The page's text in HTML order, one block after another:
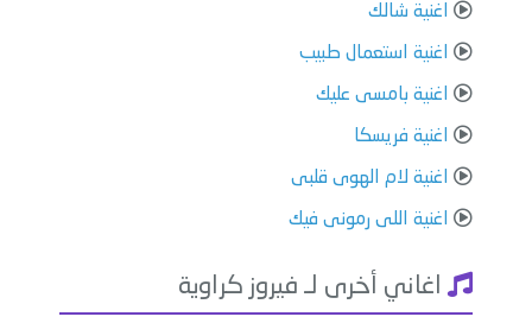
اغنية شالك
اغنية استعمال طبيب
اغنية بامسى عليك
اغنية فريسكا
اغنية لام الهوى قلبى
اغنية اللى رمونى فيك
اغاني أخرى لـ فيروز كراوية